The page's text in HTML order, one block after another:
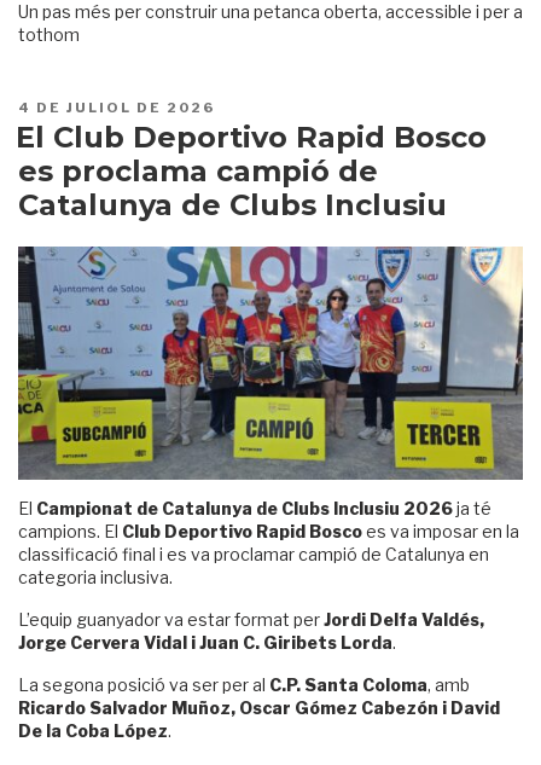
Un pas més per construir una petanca oberta, accessible i per a
tothom
PUBLICAT
A
4 DE JULIOL DE 2026
El Club Deportivo Rapid Bosco
es proclama campió de
Catalunya de Clubs Inclusiu
El Campionat de Catalunya de Clubs Inclusiu 2026ja té
campions. El Club Deportivo Rapid Boscoes va imposar en la
classificació final i es va proclamar campió de Catalunya en
categoria inclusiva.
L’equip guanyador va estar format perJordi Delfa Valdés,
Jorge Cervera Vidal i Juan C. Giribets Lorda.
La segona posició va ser per al C.P. Santa Coloma, amb
Ricardo Salvador Muñoz, Oscar Gómez Cabezón i David
De la Coba López.